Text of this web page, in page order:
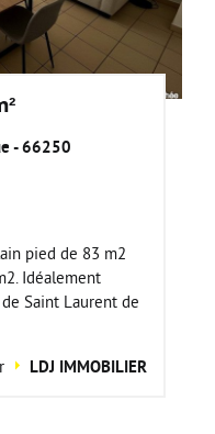
- 66250
pied de 83 m2
Idéalement
Saint Laurent de
LDJ IMMOBILIER